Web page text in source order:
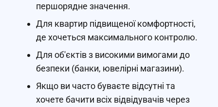
першорядне значення.
Для квартир підвищеної комфортності,
де хочеться максимального контролю.
Для об'єктів з високими вимогами до
безпеки (банки, ювелірні магазини).
Якщо ви часто буваєте відсутні та
хочете бачити всіх відвідувачів через